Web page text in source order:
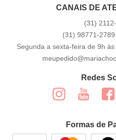
CANAIS DE
(31)
(31) 98771-2789
Segunda a sexta-feira de 9h
Redes
Formas de